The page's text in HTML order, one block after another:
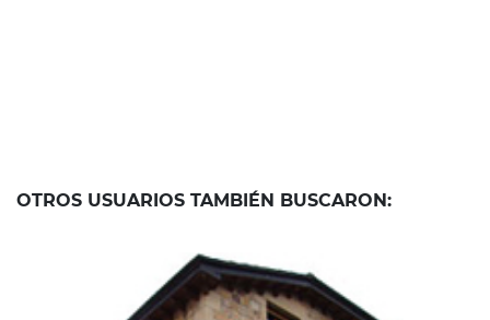
OTROS USUARIOS TAMBIÉN BUSCARON: